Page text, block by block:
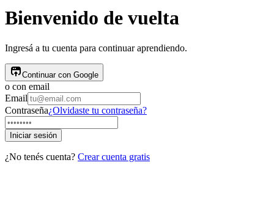
Bienvenido de vuelta
Ingresá a tu cuenta para continuar aprendiendo.
Continuar con Google
o con email
Email
Contraseña¿Olvidaste tu contraseña?
Iniciar sesión
¿No tenés cuenta? Crear cuenta gratis